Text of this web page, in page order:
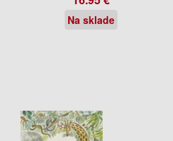
Na sklade